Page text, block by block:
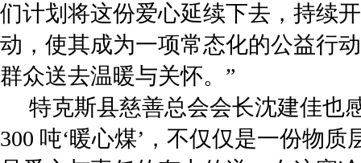
们计划将这份爱心延续下去，持续
动，使其成为一项常态化的公益行
群众送去温暖与关怀。”
特克斯县慈善总会会长沈建佳也
300 吨‘暖心煤’，不仅仅是一份物质